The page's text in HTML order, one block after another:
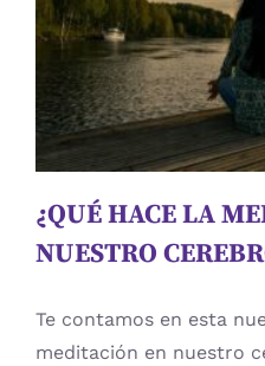
NUESTRO
Atención cuidadores
cognitiva
Evaluación
Procesos Mentales
¿QUÉ HACE LA
NUESTRO
Te contamos en esta
meditación en nuestro